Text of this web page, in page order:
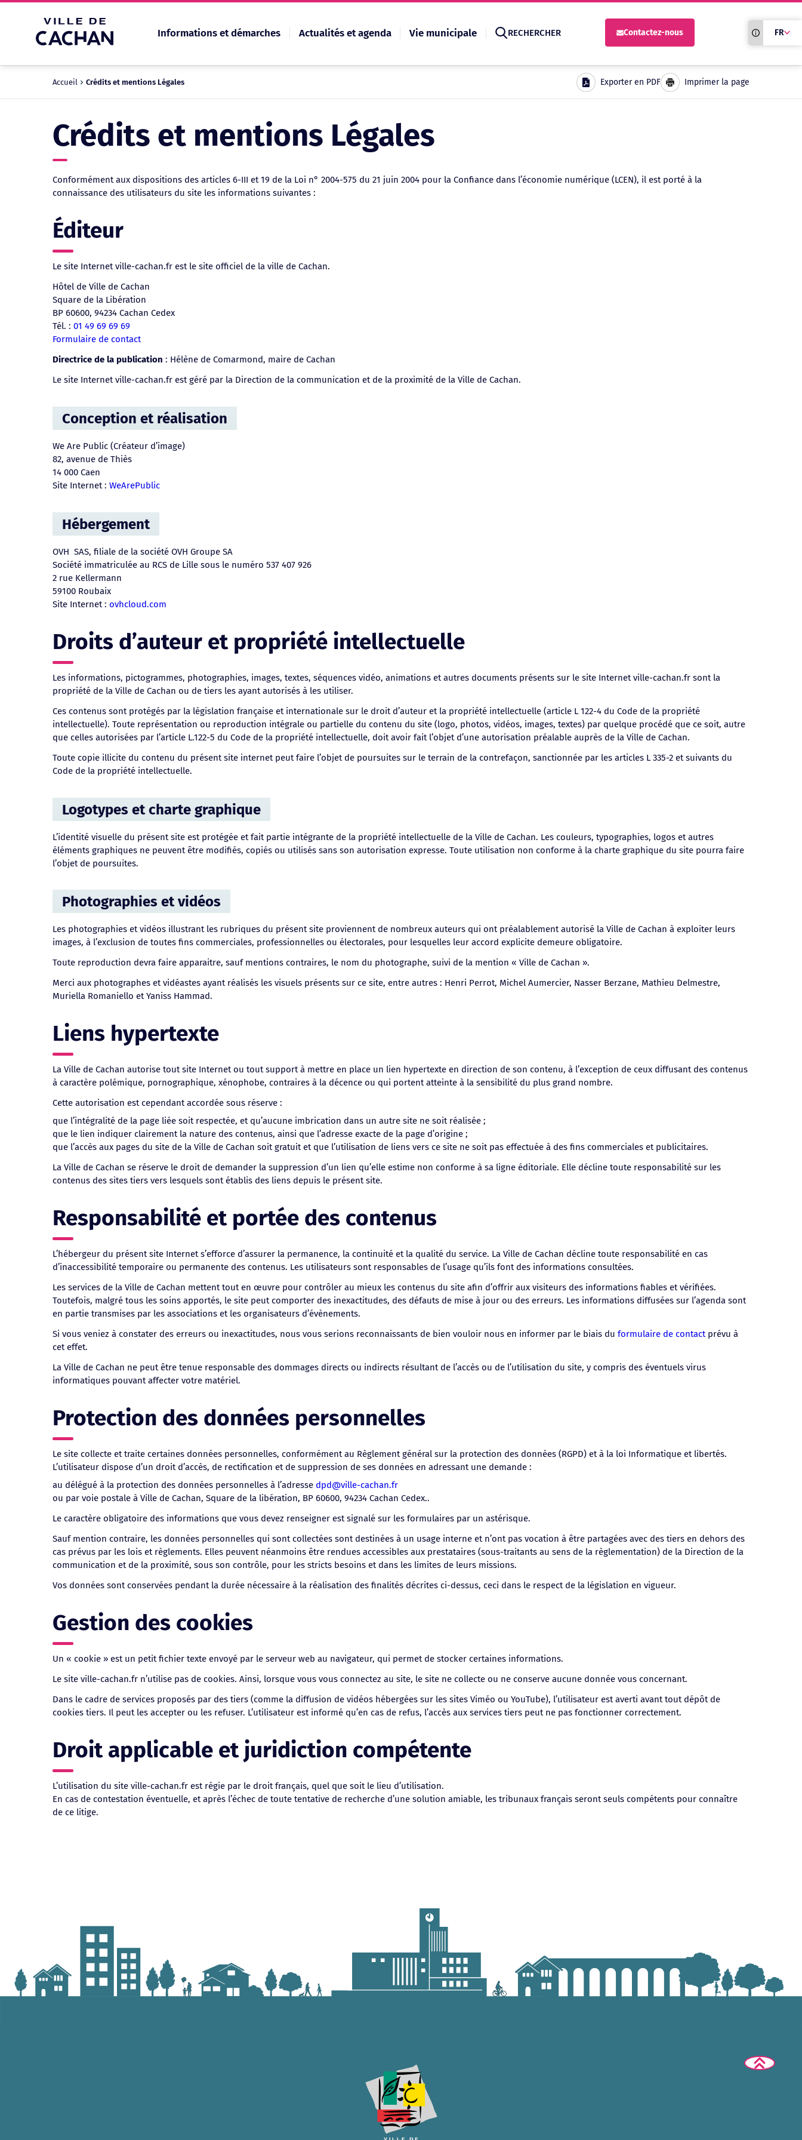
Informations et démarches Actualités et agenda Vie municipale RECHERCHER Contactez-nous
Recherche
Traduction
siteFR
Accueil Crédits et mentions Légales Exporter en PDF Imprimer la page
Crédits et mentions Légales
Conformément aux dispositions des articles 6-III et 19 de la Loi n° 2004-575 du 21 juin 2004 pour la Confiance dans l’économie numérique (LCEN), il est porté à la
connaissance des utilisateurs du site les informations suivantes :
Éditeur
Le site Internet ville-cachan.fr est le site officiel de la ville de Cachan.
Hôtel de Ville de Cachan
Square de la Libération
BP 60600, 94234 Cachan Cedex
Tél. : 01 49 69 69 69
Formulaire de contact
Directrice de la publication : Hélène de Comarmond, maire de Cachan
Le site Internet ville-cachan.fr est géré par la Direction de la communication et de la proximité de la Ville de Cachan.
Conception et réalisation
We Are Public (Créateur d’image)
82, avenue de Thiès
14 000 Caen
Site Internet : WeArePublic
Hébergement
OVH SAS, filiale de la société OVH Groupe SA
Société immatriculée au RCS de Lille sous le numéro 537 407 926
2 rue Kellermann
59100 Roubaix
Site Internet : ovhcloud.com
Droits d’auteur et propriété intellectuelle
Les informations, pictogrammes, photographies, images, textes, séquences vidéo, animations et autres documents présents sur le site Internet ville-cachan.fr sont la
propriété de la Ville de Cachan ou de tiers les ayant autorisés à les utiliser.
Ces contenus sont protégés par la législation française et internationale sur le droit d’auteur et la propriété intellectuelle (article L 122-4 du Code de la propriété
intellectuelle). Toute représentation ou reproduction intégrale ou partielle du contenu du site (logo, photos, vidéos, images, textes) par quelque procédé que ce soit, autre
que celles autorisées par l’article L.122-5 du Code de la propriété intellectuelle, doit avoir fait l’objet d’une autorisation préalable auprès de la Ville de Cachan.
Toute copie illicite du contenu du présent site internet peut faire l’objet de poursuites sur le terrain de la contrefaçon, sanctionnée par les articles L 335-2 et suivants du
Code de la propriété intellectuelle.
Logotypes et charte graphique
L’identité visuelle du présent site est protégée et fait partie intégrante de la propriété intellectuelle de la Ville de Cachan. Les couleurs, typographies, logos et autres
éléments graphiques ne peuvent être modifiés, copiés ou utilisés sans son autorisation expresse. Toute utilisation non conforme à la charte graphique du site pourra faire
l’objet de poursuites.
Photographies et vidéos
Les photographies et vidéos illustrant les rubriques du présent site proviennent de nombreux auteurs qui ont préalablement autorisé la Ville de Cachan à exploiter leurs
images, à l’exclusion de toutes fins commerciales, professionnelles ou électorales, pour lesquelles leur accord explicite demeure obligatoire.
Toute reproduction devra faire apparaitre, sauf mentions contraires, le nom du photographe, suivi de la mention « Ville de Cachan ».
Merci aux photographes et vidéastes ayant réalisés les visuels présents sur ce site, entre autres : Henri Perrot, Michel Aumercier, Nasser Berzane, Mathieu Delmestre,
Muriella Romaniello et Yaniss Hammad.
Liens hypertexte
La Ville de Cachan autorise tout site Internet ou tout support à mettre en place un lien hypertexte en direction de son contenu, à l’exception de ceux diffusant des contenus
à caractère polémique, pornographique, xénophobe, contraires à la décence ou qui portent atteinte à la sensibilité du plus grand nombre.
Cette autorisation est cependant accordée sous réserve :
que l’intégralité de la page liée soit respectée, et qu’aucune imbrication dans un autre site ne soit réalisée ;
que le lien indiquer clairement la nature des contenus, ainsi que l’adresse exacte de la page d’origine ;
que l’accès aux pages du site de la Ville de Cachan soit gratuit et que l’utilisation de liens vers ce site ne soit pas effectuée à des fins commerciales et publicitaires.
La Ville de Cachan se réserve le droit de demander la suppression d’un lien qu’elle estime non conforme à sa ligne éditoriale. Elle décline toute responsabilité sur les
contenus des sites tiers vers lesquels sont établis des liens depuis le présent site.
Responsabilité et portée des contenus
L’hébergeur du présent site Internet s’efforce d’assurer la permanence, la continuité et la qualité du service. La Ville de Cachan décline toute responsabilité en cas
d’inaccessibilité temporaire ou permanente des contenus. Les utilisateurs sont responsables de l’usage qu’ils font des informations consultées.
Les services de la Ville de Cachan mettent tout en œuvre pour contrôler au mieux les contenus du site afin d’offrir aux visiteurs des informations fiables et vérifiées.
Toutefois, malgré tous les soins apportés, le site peut comporter des inexactitudes, des défauts de mise à jour ou des erreurs. Les informations diffusées sur l’agenda sont
en partie transmises par les associations et les organisateurs d’évènements.
Si vous veniez à constater des erreurs ou inexactitudes, nous vous serions reconnaissants de bien vouloir nous en informer par le biais du formulaire de contactprévu à
cet effet.
La Ville de Cachan ne peut être tenue responsable des dommages directs ou indirects résultant de l’accès ou de l’utilisation du site, y compris des éventuels virus
informatiques pouvant affecter votre matériel.
Protection des données personnelles
Le site collecte et traite certaines données personnelles, conformément au Règlement général sur la protection des données (RGPD) et à la loi Informatique et libertés.
L’utilisateur dispose d’un droit d’accès, de rectification et de suppression de ses données en adressant une demande :
au délégué à la protection des données personnelles à l’adresse dpd@ville-cachan.fr
ou par voie postale à Ville de Cachan, Square de la libération, BP 60600, 94234 Cachan Cedex..
Le caractère obligatoire des informations que vous devez renseigner est signalé sur les formulaires par un astérisque.
Sauf mention contraire, les données personnelles qui sont collectées sont destinées à un usage interne et n’ont pas vocation à être partagées avec des tiers en dehors des
cas prévus par les lois et règlements. Elles peuvent néanmoins être rendues accessibles aux prestataires (sous-traitants au sens de la règlementation) de la Direction de la
communication et de la proximité, sous son contrôle, pour les stricts besoins et dans les limites de leurs missions.
Vos données sont conservées pendant la durée nécessaire à la réalisation des finalités décrites ci-dessus, ceci dans le respect de la législation en vigueur.
Gestion des cookies
Un « cookie » est un petit fichier texte envoyé par le serveur web au navigateur, qui permet de stocker certaines informations.
Le site ville-cachan.fr n’utilise pas de cookies. Ainsi, lorsque vous vous connectez au site, le site ne collecte ou ne conserve aucune donnée vous concernant.
Dans le cadre de services proposés par des tiers (comme la diffusion de vidéos hébergées sur les sites Viméo ou YouTube), l’utilisateur est averti avant tout dépôt de
cookies tiers. Il peut les accepter ou les refuser. L’utilisateur est informé qu’en cas de refus, l’accès aux services tiers peut ne pas fonctionner correctement.
Droit applicable et juridiction compétente
L’utilisation du site ville-cachan.fr est régie par le droit français, quel que soit le lieu d’utilisation.
En cas de contestation éventuelle, et après l’échec de toute tentative de recherche d’une solution amiable, les tribunaux français seront seuls compétents pour connaître
de ce litige.